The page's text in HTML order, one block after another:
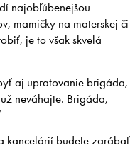
najobľúbenejšou
mamičky na materskej či
je to však skvelá
aj upratovanie brigáda,
neváhajte. Brigáda,
kancelárií budete zarábať